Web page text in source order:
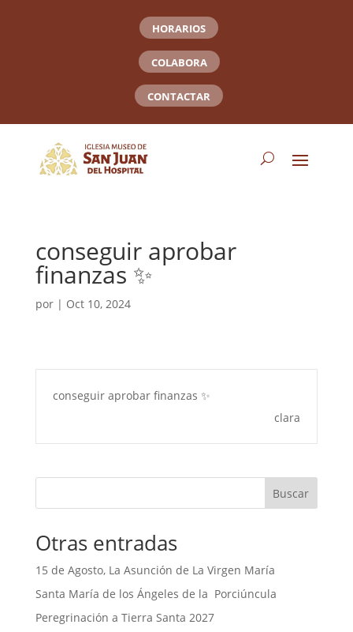
HORARIOS
COLABORA
CONTACTAR
conseguir aprobar
finanzas ✨
por | Oct 10, 2024
conseguir aprobar finanzas ✨
clara
Buscar
Otras entradas
15 de Agosto, La Asunción de La Virgen María
Santa María de los Ángeles de la Porciúncula
Peregrinación a Tierra Santa 2027